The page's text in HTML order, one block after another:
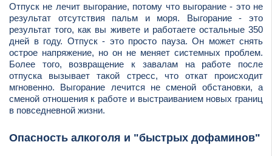
Отпуск не лечит выгорание, потому что выгорание - это не
результат отсутствия пальм и моря. Выгорание - это
результат того, как вы живете и работаете остальные 350
дней в году. Отпуск - это просто пауза. Он может снять
острое напряжение, но он не меняет системных проблем.
Более того, возвращение к завалам на работе после
отпуска вызывает такой стресс, что откат происходит
мгновенно. Выгорание лечится не сменой обстановки, а
сменой отношения к работе и выстраиванием новых границ
в повседневной жизни.
Опасность алкоголя и "быстрых дофаминов"